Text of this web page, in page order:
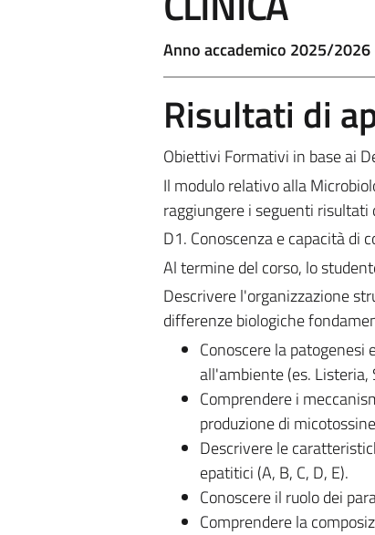
Anno accademico 2025/2026
Risultati di
Obiettivi Formativi in base ai
Il modulo relativo alla
raggiungere i seguenti
D1. Conoscenza e capacità di
Al termine del corso, lo
Descrivere l'organizzazione
differenze biologiche
Conoscere la
all'ambiente (es. Listeria,
Comprendere i
produzione di
Descrivere le
epatitici (A, B, C, D, E).
Conoscere il ruolo dei
Comprendere la